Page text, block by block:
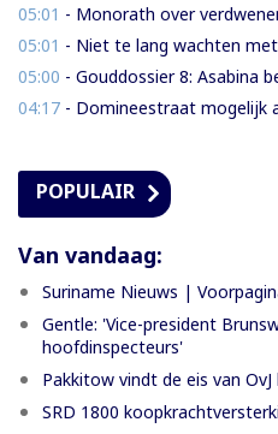
05:01 - Monorath over verdwenen kwik: “Als er
05:01 - Niet te lang wachten met belangrijke
05:00 - Gouddossier 8: Asabina bevestigt goudwinning op
04:17 - Domineestraat mogelijk al
POPULAIR
Van vandaag:
Suriname Nieuws |
Gentle: 'Vice-president
hoofdinspecteurs'
Pakkitow vindt de eis van
SRD 1800